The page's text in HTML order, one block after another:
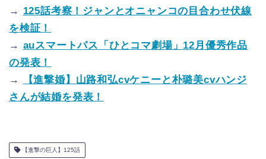
→ 125話考察！ジャンとオニャンコの目合わせ伏線
を検証！
→ auスマートパス「ひとコマ劇場」12月優秀作品
の発表！
→
【進撃婚】山路和弘cvケニーと朴璐美cvハンジ
さんが結婚を発表！
【進撃の巨人】125話